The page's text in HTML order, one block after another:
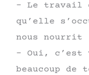
– Le travail
qu’elle
nous nourrit
– Oui, c’est
beaucoup de